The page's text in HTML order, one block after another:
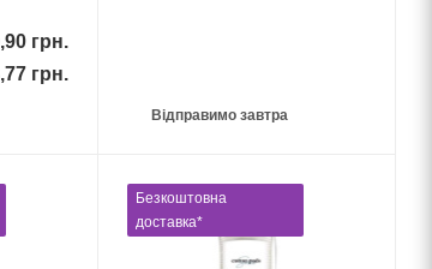
грн.
грн.
Відправимо завтра
Безкоштовна
доставка*